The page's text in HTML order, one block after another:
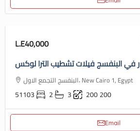
L.E40,000
في البنفسج فيلات تشطيب الترا لوكس
البنفسج التجمع الاول، New Cairo 1, Egypt
51103 2 3 200200
Email